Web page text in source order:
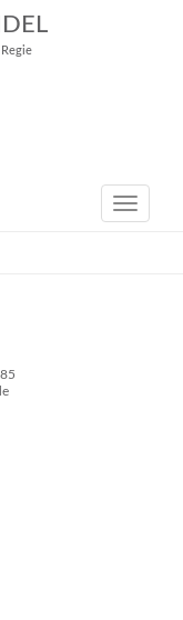
Toggle